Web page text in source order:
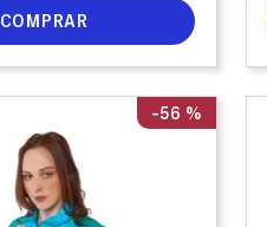
COMPRAR
-56 %